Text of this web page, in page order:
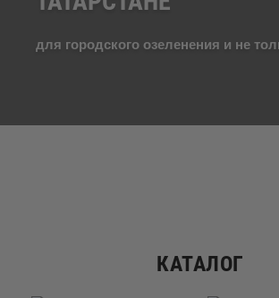
для городского озеленения и не
КАТАЛОГ